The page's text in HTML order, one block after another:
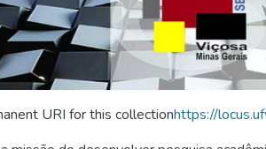
URI for this collectionhttps://